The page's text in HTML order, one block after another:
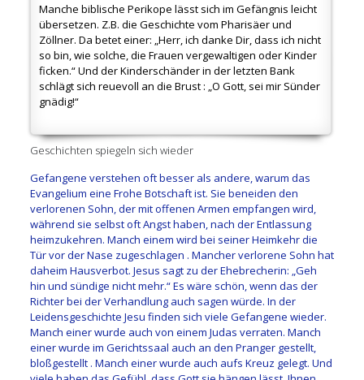
Manche biblische Perikope lässt sich im Gefängnis leicht
übersetzen. Z.B. die Geschichte vom Pharisäer und
Zöllner. Da betet einer: „Herr, ich danke Dir, dass ich nicht
so bin, wie solche, die Frauen vergewaltigen oder Kinder
ficken.“ Und der Kinderschänder in der letzten Bank
schlägt sich reuevoll an die Brust : „O Gott, sei mir Sünder
gnädig!“
Geschichten spiegeln sich wieder
Gefangene verstehen oft besser als andere, warum das
Evangelium eine Frohe Botschaft ist. Sie beneiden den
verlorenen Sohn, der mit offenen Armen empfangen wird,
während sie selbst oft Angst haben, nach der Entlassung
heimzukehren. Manch einem wird bei seiner Heimkehr die
Tür vor der Nase zugeschlagen . Mancher verlorene Sohn hat
daheim Hausverbot. Jesus sagt zu der Ehebrecherin: „Geh
hin und sündige nicht mehr.“ Es wäre schön, wenn das der
Richter bei der Verhandlung auch sagen würde. In der
Leidensgeschichte Jesu finden sich viele Gefangene wieder.
Manch einer wurde auch von einem Judas verraten. Manch
einer wurde im Gerichtssaal auch an den Pranger gestellt,
bloßgestellt . Manch einer wurde auch aufs Kreuz gelegt. Und